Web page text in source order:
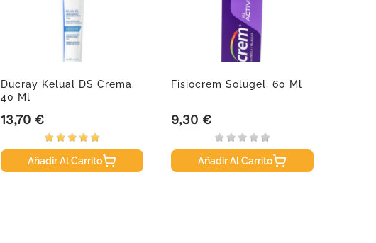
Ducray Kelual DS Crema,
40 Ml
Precio
13,70 €
Añadir Al Carrito
Fisiocrem Solugel, 60 Ml
Precio
9,30 €
Añadir Al Carrito